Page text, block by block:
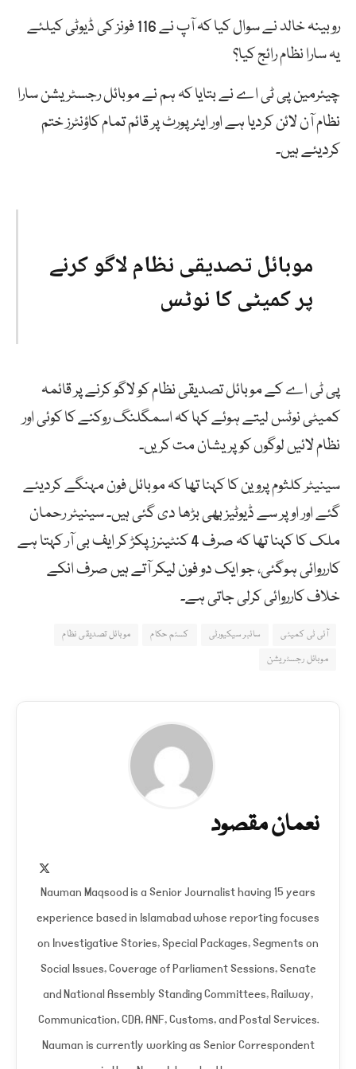
روبینہ خالد نے سوال کیا کہ آپ نے 116 فونز کی ڈیوٹی کیلئے
یہ سارا نظام رائج کیا؟
چیئرمین پی ٹی اے نے بتایا کہ ہم نے موبائل رجسٹریشن سارا
نظام آن لائن کردیا ہے اور ایئرپورٹ پر قائم تمام کاؤنٹرز ختم
کردیئے ہیں۔
موبائل تصدیقی نظام لاگو کرنے
پر کمیٹی کا نوٹس
پی ٹی اے کے موبائل تصدیقی نظام کو لاگو کرنے پر قائمہ
کمیٹی نوٹس لیتے ہوئے کہا کہ اسمگلنگ روکنے کا کوئی اور
نظام لائیں لوگوں کو پریشان مت کریں۔
سینیٹر کلثوم پروین کا کہنا تھا کہ موبائل فون مہنگے کردیئے
گئے اور اوپر سے ڈیوٹیز بھی بڑھا دی گئی ہیں۔ سینیٹر رحمان
ملک کا کہنا تھا کہ صرف 4 کنٹینرز پکڑ کر ایف بی آر کہتا ہے
کارروائی ہوگئی، جو ایک دو فون لیکر آتے ہیں صرف انکے
خلاف کارروائی کرلی جاتی ہے۔
آئی ٹی کمیٹی سائبر سیکیورٹی کسٹم حکام
موبائل تصدیقی نظام
موبائل رجسٹریشن
نعمان مقصود
Nauman Maqsood is a Senior Journalist having 15 years
experience based in Islamabad whose reporting focuses
on Investigative Stories, Special Packages, Segments on
Social Issues, Coverage of Parliament Sessions, Senate
and National Assembly Standing Committees, Railway,
Communication, CDA, ANF, Customs, and Postal Services.
Nauman is currently working as Senior Correspondent